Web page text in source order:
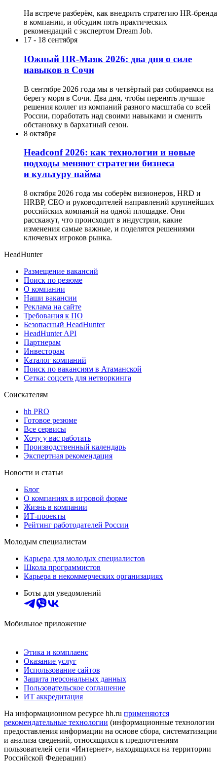
На встрече разберём, как внедрить стратегию HR-бренда
в компании, и обсудим пять практических
рекомендаций с экспертом Dream Job.
17 - 18 сентября
Южный HR-Маяк 2026: два дня о силе
навыков в Сочи
В сентябре 2026 года мы в четвёртый раз собираемся на
берегу моря в Сочи. Два дня, чтобы перенять лучшие
решения коллег из компаний разного масштаба со всей
России, поработать над своими навыками и сменить
обстановку в бархатный сезон.
8 октября
Headсonf 2026: как технологии и новые
подходы меняют стратегии бизнеса
и культуру найма
8 октября 2026 года мы соберём визионеров, HRD и
HRBP, СЕО и руководителей направлений крупнейших
российских компаний на одной площадке. Они
расскажут, что происходит в индустрии, какие
изменения самые важные, и поделятся решениями
ключевых игроков рынка.
HeadHunter
Размещение вакансий
Поиск по резюме
О компании
Наши вакансии
Реклама на сайте
Требования к ПО
Безопасный HeadHunter
HeadHunter API
Партнерам
Инвесторам
Каталог компаний
Поиск по вакансиям в Атаманской
Сетка: соцсеть для нетворкинга
Соискателям
hh PRO
Готовое резюме
Все сервисы
Хочу у вас работать
Производственный календарь
Экспертная рекомендация
Новости и статьи
Блог
О компаниях в игровой форме
Жизнь в компании
ИТ-проекты
Рейтинг работодателей России
Молодым специалистам
Карьера для молодых специалистов
Школа программистов
Карьера в некоммерческих организациях
Боты для уведомлений
Мобильное приложение
Этика и комплаенс
Оказание услуг
Использование сайтов
Защита персональных данных
Пользовательское соглашение
ИТ аккредитация
На информационном ресурсе hh.ru применяются
рекомендательные технологии (информационные технологии
предоставления информации на основе сбора, систематизации
и анализа сведений, относящихся к предпочтениям
пользователей сети «Интернет», находящихся на территории
Российской Федерации)